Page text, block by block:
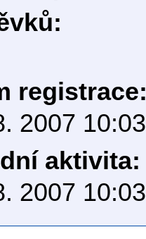
registrace:
2007 10:03
aktivita:
2007 10:03